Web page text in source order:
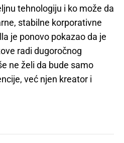
tehnologiju i ko može da
stabilne korporativne
je ponovo pokazao da je
radi dugoročnog
ne želi da bude samo
već njen kreator i